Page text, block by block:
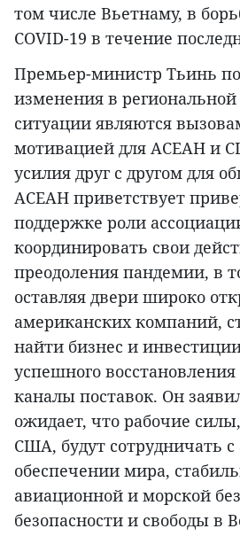
том числе Вьетнаму, в
COVID-19 в течение
Премьер-министр Тьинь
изменения в региональной
ситуации являются
мотивацией для АСЕАН и
усилия друг с другом для
АСЕАН приветствует
поддержке роли
координировать свои
преодоления пандемии, в
оставляя двери широко
американских компаний,
найти бизнес и
успешного
каналы поставок. Он
ожидает, что рабочие
США, будут сотрудничать с
обеспечении мира,
авиационной и морской
безопасности и свободы в